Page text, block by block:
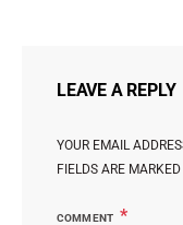
LEAVE A REPLY
YOUR EMAIL
FIELDS ARE MARKED
COMMENT